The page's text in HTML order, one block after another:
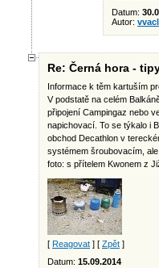
Datum:
Autor:
Re: Černá hora -
Informace k těm kartuším
V podstatě na celém
připojení Campingaz nebo
napichovací. To se týkalo i
obchod Decathlon v
systémem šroubovacím,
foto: s přítelem Kwonem z
[ Reagovat ] [ Zpět ]
Datum: 15.09.2014